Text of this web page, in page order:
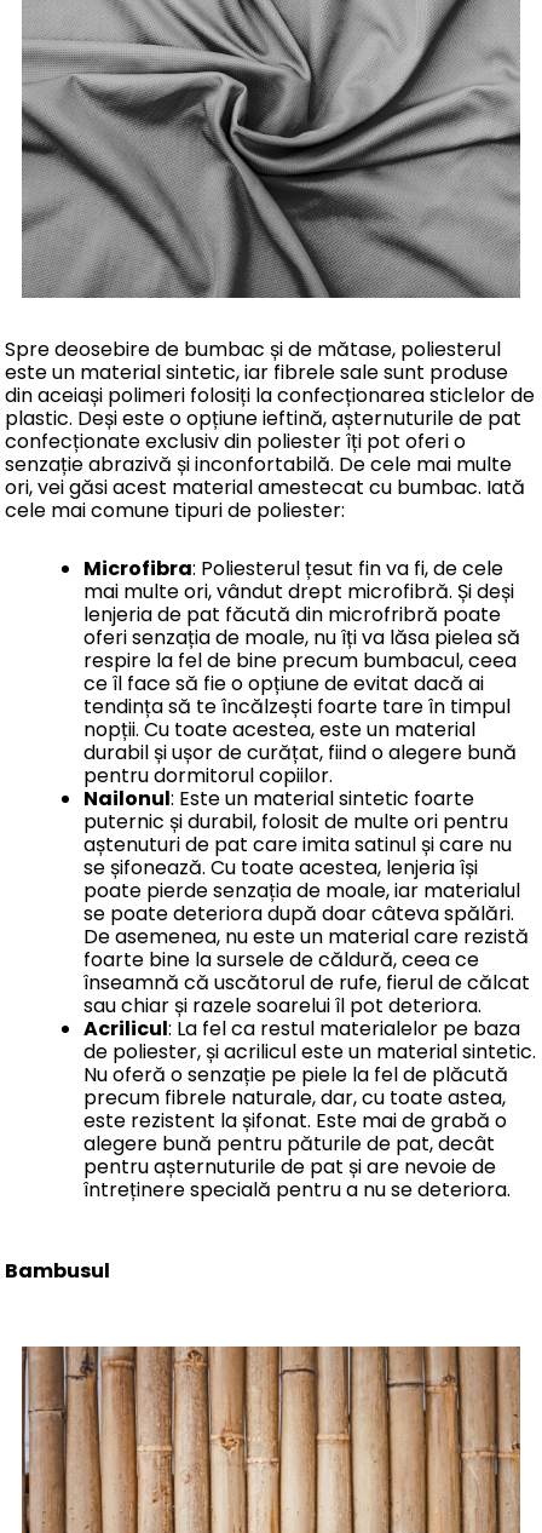
Spre deosebire de bumbac și de mătase, poliesterul
este un material sintetic, iar fibrele sale sunt produse
din aceiași polimeri folosiți la confecționarea sticlelor de
plastic. Deși este o opțiune ieftină, așternuturile de pat
confecționate exclusiv din poliester îți pot oferi o
senzație abrazivă și inconfortabilă. De cele mai multe
ori, vei găsi acest material amestecat cu bumbac. Iată
cele mai comune tipuri de poliester:
Microfibra: Poliesterul țesut fin va fi, de cele
mai multe ori, vândut drept microfibră. Și deși
lenjeria de pat făcută din microfribră poate
oferi senzația de moale, nu îți va lăsa pielea să
respire la fel de bine precum bumbacul, ceea
ce îl face să fie o opțiune de evitat dacă ai
tendința să te încălzești foarte tare în timpul
nopții. Cu toate acestea, este un material
durabil și ușor de curățat, fiind o alegere bună
pentru dormitorul copiilor.
Nailonul: Este un material sintetic foarte
puternic și durabil, folosit de multe ori pentru
aștenuturi de pat care imita satinul și care nu
se șifonează. Cu toate acestea, lenjeria își
poate pierde senzația de moale, iar materialul
se poate deteriora după doar câteva spălări.
De asemenea, nu este un material care rezistă
foarte bine la sursele de căldură, ceea ce
înseamnă că uscătorul de rufe, fierul de călcat
sau chiar și razele soarelui îl pot deteriora.
Acrilicul: La fel ca restul materialelor pe baza
de poliester, și acrilicul este un material sintetic.
Nu oferă o senzație pe piele la fel de plăcută
precum fibrele naturale, dar, cu toate astea,
este rezistent la șifonat. Este mai de grabă o
alegere bună pentru păturile de pat, decât
pentru așternuturile de pat și are nevoie de
întreținere specială pentru a nu se deteriora.
Bambusul